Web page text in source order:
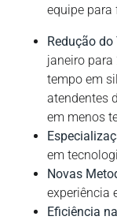
equipe para
Redução
janeiro para
tempo em
atendentes
em menos
em
Novas
experiência
Eficiência